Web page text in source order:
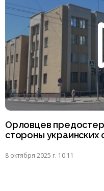
Орловцев
стороны украинских
8 октября 2025 г. 10:11